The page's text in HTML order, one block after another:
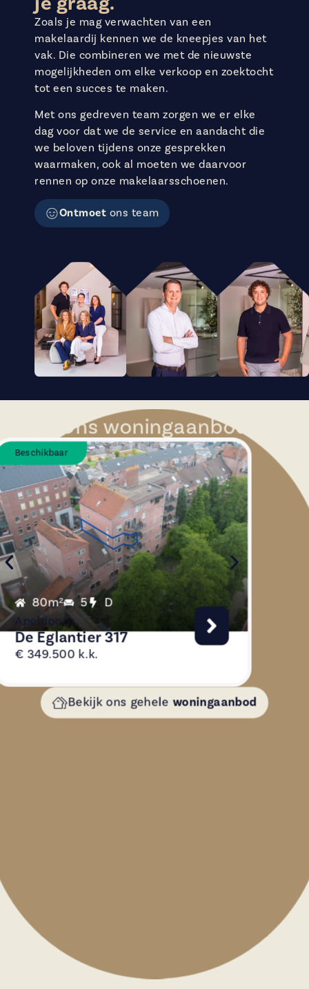
Zoals je mag verwachten van een
makelaardij kennen we de kneepjes van het
vak. Die combineren we met de nieuwste
mogelijkheden om elke verkoop en zoektocht
tot een succes te maken.
Met ons gedreven team zorgen we er elke
dag voor dat we de service en aandacht die
we beloven tijdens onze gesprekken
waarmaken, ook al moeten we daarvoor
rennen op onze makelaarsschoenen.
Ontmoet ons team
Ons woningaanbod
Beschikbaar
80m² 5
D
Apeldoorn
De Eglantier 317
€ 349.500 k.k.
Bekijk ons gehelewoningaanbod